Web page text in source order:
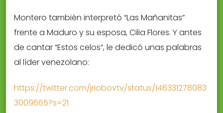
Montero también interpretó “Las Mañanitas”
frente a Maduro y su esposa, Cilia Flores. Y antes
de cantar “Estos celos”, le dedicó unas palabras
al líder venezolano:
https://twitter.com/jriobovtv/status/146331278083
3009665?s=21